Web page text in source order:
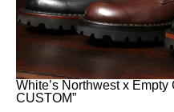
White’s Northwest x Empty
CUSTOM”